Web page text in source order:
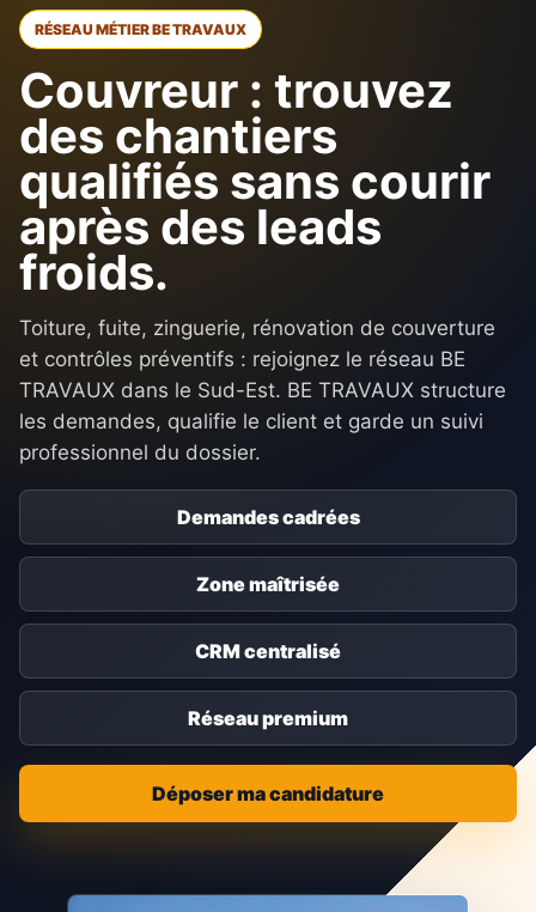
RÉSEAU MÉTIER BE TRAVAUX
Couvreur : trouvez
des chantiers
qualifiés sans courir
après des leads
froids.
Toiture, fuite, zinguerie, rénovation de couverture
et contrôles préventifs : rejoignez le réseau BE
TRAVAUX dans le Sud-Est. BE TRAVAUX structure
les demandes, qualifie le client et garde un suivi
professionnel du dossier.
Demandes cadrées
Zone maîtrisée
CRM centralisé
Réseau premium
Déposer ma candidature